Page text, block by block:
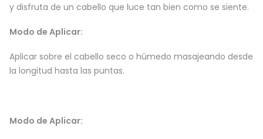
y disfruta de un cabello que luce tan bien como se siente.
Modo de Aplicar:
Aplicar sobre el cabello seco o húmedo masajeando desde
la longitud hasta las puntas.
Modo de Aplicar: